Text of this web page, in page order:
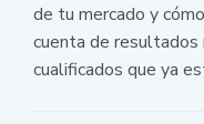
de tu mercado y
cuenta de
cualificados que ya